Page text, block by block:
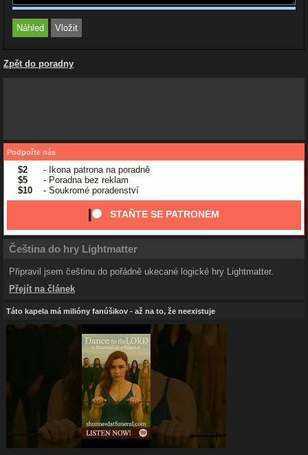
Zpět do poradny
Podpořte nás
$2
- Ikona patrona na poradně
$5
- Poradna bez reklam
$10
- Soukromé poradenství
STAŇTE SE PATRONEM
Čeština do hry Lightmatter
Připravil jsem češtinu do pořádně ukecané logické hry Lightmatter.
Přejít na článek
Táto kapela má milióny fanúšikov - až na to, že neexistuje